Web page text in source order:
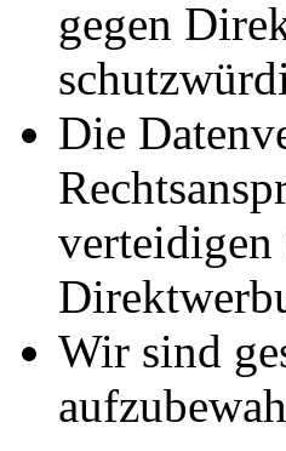
gegen
Die
Wir sind